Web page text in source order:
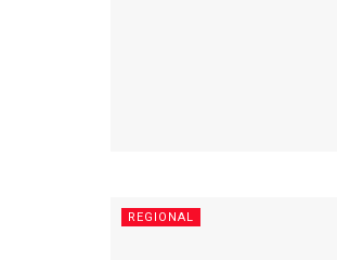
REGIONAL